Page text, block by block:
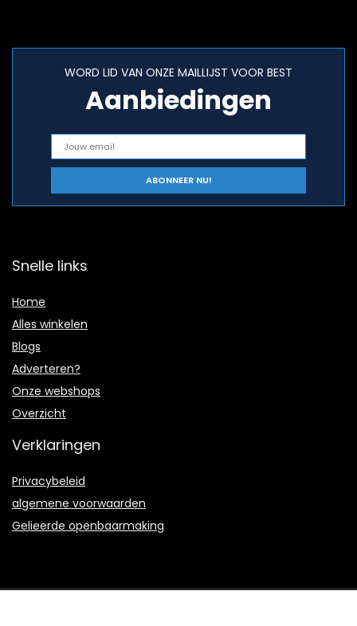
WORD LID VAN ONZE MAILLIJST VOOR BEST
Aanbiedingen
Snelle links
Home
Alles winkelen
Blogs
Adverteren?
Onze webshops
Overzicht
Verklaringen
Privacybeleid
algemene voorwaarden
Gelieerde openbaarmaking